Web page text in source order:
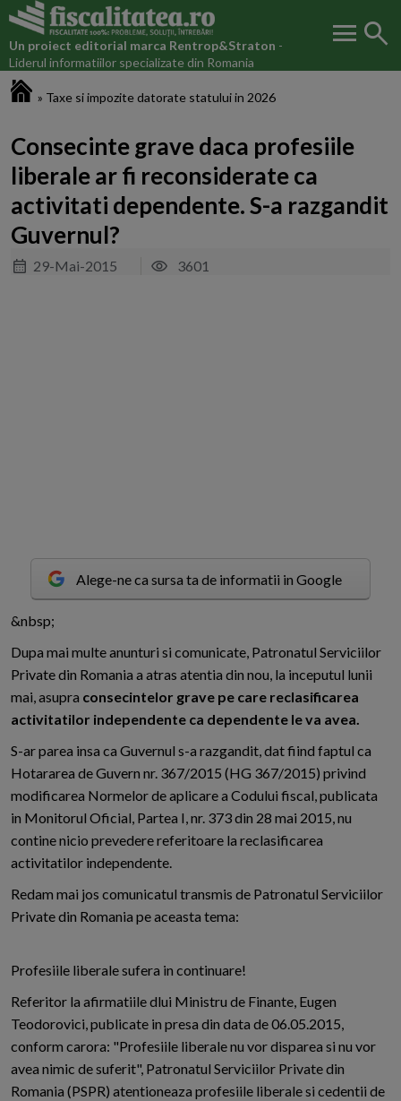
Un proiect editorial marca Rentrop&Straton -
Liderul informatiilor specializate din Romania
menu search
» Taxe si impozite datorate statului in 2026
Consecinte grave daca profesiile
liberale ar fi reconsiderate ca
activitati dependente. S-a razgandit
Guvernul?
29-Mai-2015 3601
Alege-ne ca sursa ta de informatii in Google
&nbsp;
Dupa mai multe anunturi si comunicate, Patronatul Serviciilor
Private din Romania a atras atentia din nou, la inceputul lunii
mai, asupra consecintelor grave pe care reclasificarea
activitatilor independente ca dependente le va avea.
S-ar parea insa ca Guvernul s-a razgandit, dat fiind faptul ca
Hotararea de Guvern nr. 367/2015 (HG 367/2015) privind
modificarea Normelor de aplicare a Codului fiscal, publicata
in Monitorul Oficial, Partea I, nr. 373 din 28 mai 2015, nu
contine nicio prevedere referitoare la reclasificarea
activitatilor independente.
Redam mai jos comunicatul transmis de Patronatul Serviciilor
Private din Romania pe aceasta tema:
Profesiile liberale sufera in continuare!
Referitor la afirmatiile dlui Ministru de Finante, Eugen
Teodorovici, publicate in presa din data de 06.05.2015,
conform carora: "Profesiile liberale nu vor disparea si nu vor
avea nimic de suferit", Patronatul Serviciilor Private din
Romania (PSPR) atentioneaza profesiile liberale si cedentii de